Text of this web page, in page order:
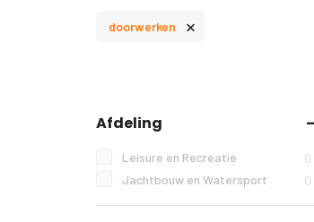
doorwerken ×
Afdeling
Leisure en Recreatie 0
Jachtbouw en Watersport 0